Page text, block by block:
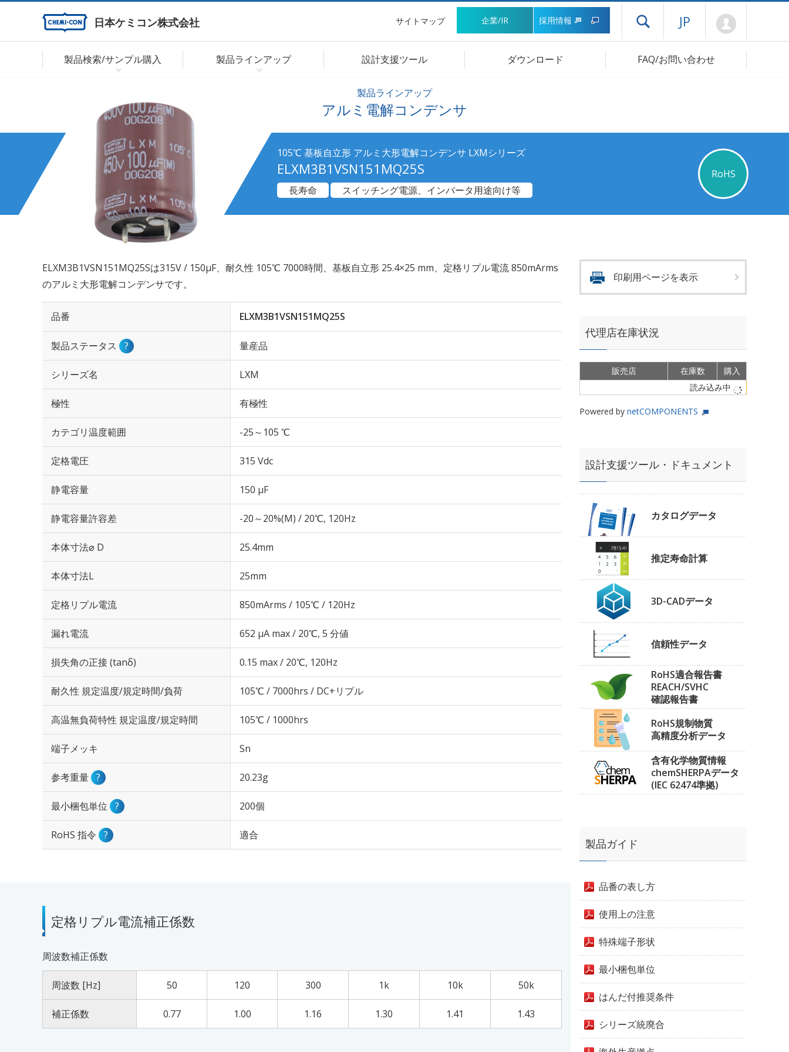
日本ケミコン株式会社 サイトマップ 企業/IR 採用情報 ドロワーメニューを開く
JP
製品検索/サンプル購入 製品ラインアップ 設計支援ツール ダウンロード FAQ/お問い合わせ
製品ラインアップ
アルミ電解コンデンサ
105℃ 基板自立形 アルミ大形電解コンデンサ LXMシリーズ
ELXM3B1VSN151MQ25S
RoHS
長寿命
スイッチング電源、インバータ用途向け等
ELXM3B1VSN151MQ25Sは315V / 150µF、耐久性 105℃ 7000時間、基板自立形 25.4×25 mm、定格リプル電流 850mArms
のアルミ大形電解コンデンサです。
品番 ELXM3B1VSN151MQ25S
製品ステータス ? 量産品
シリーズ名 LXM
極性 有極性
カテゴリ温度範囲 -25～105 ℃
定格電圧 315 Vdc
静電容量 150 µF
静電容量許容差 -20～20%(M) / 20℃, 120Hz
本体寸法⌀ D 25.4mm
本体寸法L 25mm
定格リプル電流 850mArms / 105℃ / 120Hz
漏れ電流 652 μA max / 20℃, 5 分値
損失角の正接 (tanδ) 0.15 max / 20℃, 120Hz
耐久性 規定温度/規定時間/負荷 105℃ / 7000hrs / DC+リプル
高温無負荷特性 規定温度/規定時間 105℃ / 1000hrs
端子メッキ Sn
参考重量 ? 20.23g
最小梱包単位 ? 200個
RoHS 指令 ? 適合
定格リプル電流補正係数
周波数補正係数
周波数 [Hz] 50 120 300 1k 10k 50k
補正係数 0.77 1.00 1.16 1.30 1.41 1.43
印刷用ページを表示
代理店在庫状況
販売店 在庫数
購入
読み込み中
Powered by netCOMPONENTS
設計支援ツール・ドキュメント
カタログデータ
推定寿命計算
3D-CADデータ
信頼性データ
RoHS適合報告書
REACH/SVHC
確認報告書
RoHS規制物質
高精度分析データ
含有化学物質情報
chemSHERPAデータ
(IEC 62474準拠)
製品ガイド
品番の表し方
使用上の注意
特殊端子形状
最小梱包単位
はんだ付推奨条件
シリーズ統廃合